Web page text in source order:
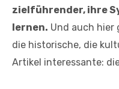
zielführender, ihre
lernen. Und auch hier
die historische, die
Artikel interessante: